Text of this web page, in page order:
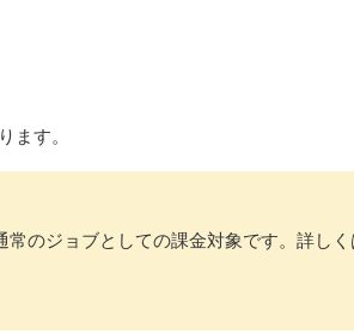
す。
のジョブとしての課金対象です。詳しく